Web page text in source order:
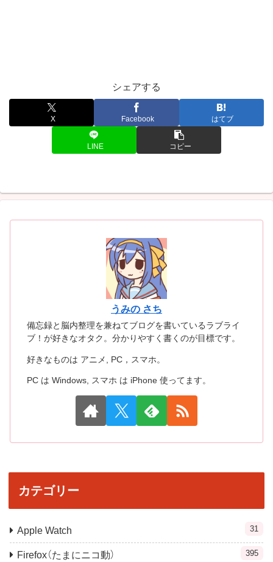
シェアする
X Facebook はてブ
LINE コピー
うみの さち
備忘録と脳内整理を兼ねてブログを書いているラブライ
ブ！が好きなオタク。分かりやすく書くのが目標です。
好きなものは アニメ, PC，スマホ。
PC は Windows, スマホ は iPhone 使ってます。
カテゴリー
Apple Watch 31
Firefox（たまにニコ動） 395